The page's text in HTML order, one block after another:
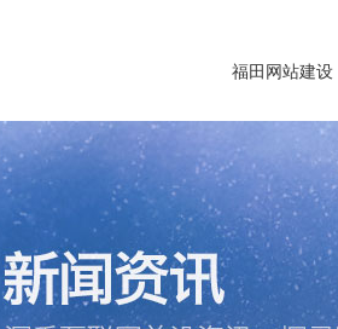
福田网站建设